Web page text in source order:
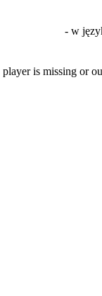
- w
is missing or